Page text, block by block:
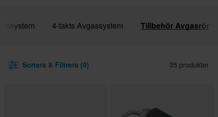
4-takts Avgassystem Tillbehör Avgasrör
Sortera & Filtrera (0) 35 produkter